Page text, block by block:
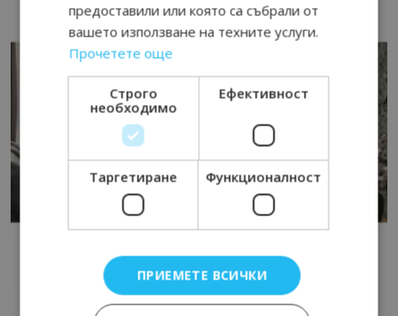
предоставили или която са събрали от
вашето използване на техните услуги.
Прочетете още
Строго
необходимо
Ефективност
Таргетиране Функционалност
ПРИЕМЕТЕ ВСИЧКИ